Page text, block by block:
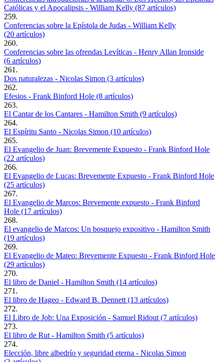
Católicas y el Apocalipsis - William Kelly (87 artículos)
259.
Conferencias sobre la Epístola de Judas - William Kelly
(20 artículos)
260.
Conferencias sobre las ofrendas Levíticas - Henry Allan Ironside
(6 artículos)
261.
Dos naturalezas - Nicolas Simon (3 artículos)
262.
Efesios - Frank Binford Hole (8 artículos)
263.
El Cantar de los Cantares - Hamilton Smith (9 artículos)
264.
El Espíritu Santo - Nicolas Simon (10 artículos)
265.
El Evangelio de Juan: Brevemente Expuesto - Frank Binford Hole
(22 artículos)
266.
El Evangelio de Lucas: Brevemente Expuesto - Frank Binford Hole
(25 artículos)
267.
El Evangelio de Marcos: Brevemente expuesto - Frank Binford
Hole (17 artículos)
268.
El evangelio de Marcos: Un bosquejo expositivo - Hamilton Smith
(19 artículos)
269.
El Evangelio de Mateo: Brevemente Expuesto - Frank Binford Hole
(29 artículos)
270.
El libro de Daniel - Hamilton Smith (14 artículos)
271.
El libro de Hageo - Edward B. Dennett (13 artículos)
272.
El Libro de Job: Una Exposición - Samuel Ridout (7 artículos)
273.
El libro de Rut - Hamilton Smith (5 artículos)
274.
Elección, libre albedrío y seguridad eterna - Nicolas Simon